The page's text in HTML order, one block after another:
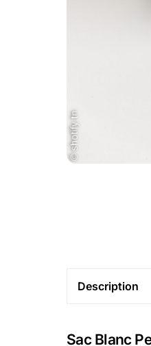
Description
Sac Blanc